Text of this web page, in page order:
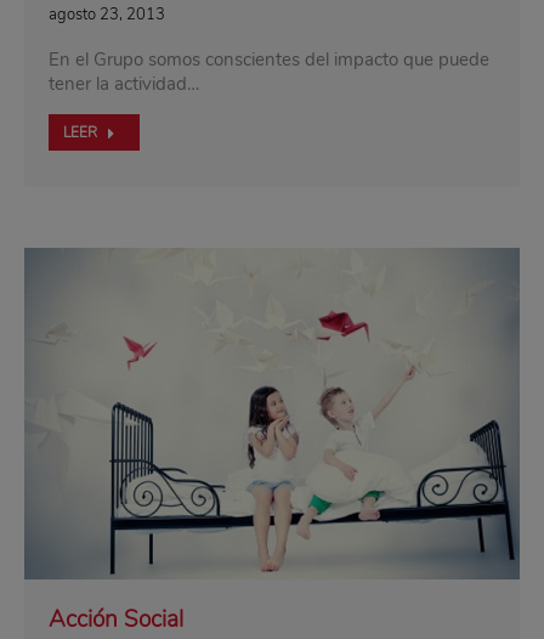
agosto 23, 2013
En el Grupo somos conscientes del impacto que puede
tener la actividad…
LEER
Acción Social